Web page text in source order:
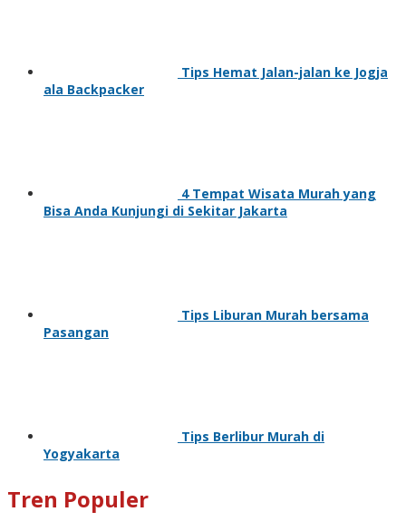
Tips Hemat Jalan-jalan ke Jogja
ala Backpacker
4 Tempat Wisata Murah yang
Bisa Anda Kunjungi di Sekitar Jakarta
Tips Liburan Murah bersama
Pasangan
Tips Berlibur Murah di
Yogyakarta
Tren Populer